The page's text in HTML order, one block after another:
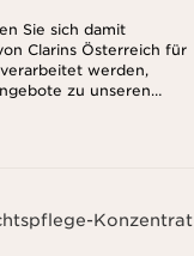
Sie sich damit
Clarins Österreich für
werden,
zu unseren
Ihrem
Konzentrat